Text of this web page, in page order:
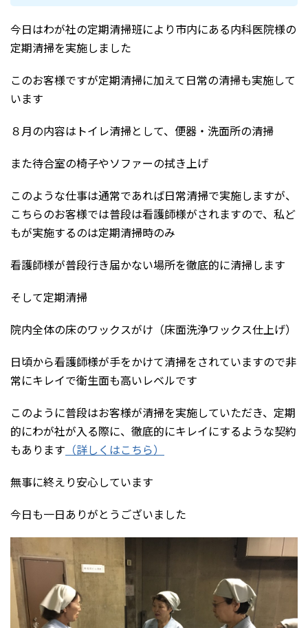
今日はわが社の定期清掃班により市内にある内科医院様の
定期清掃を実施しました
このお客様ですが定期清掃に加えて日常の清掃も実施して
います
８月の内容はトイレ清掃として、便器・洗面所の清掃
また待合室の椅子やソファーの拭き上げ
このような仕事は通常であれば日常清掃で実施しますが、
こちらのお客様では普段は看護師様がされますので、私ど
もが実施するのは定期清掃時のみ
看護師様が普段行き届かない場所を徹底的に清掃します
そして定期清掃
院内全体の床のワックスがけ（床面洗浄ワックス仕上げ）
日頃から看護師様が手をかけて清掃をされていますので非
常にキレイで衛生面も高いレベルです
このように普段はお客様が清掃を実施していただき、定期
的にわが社が入る際に、徹底的にキレイにするような契約
もあります （詳しくはこちら）
無事に終えり安心しています
今日も一日ありがとうございました